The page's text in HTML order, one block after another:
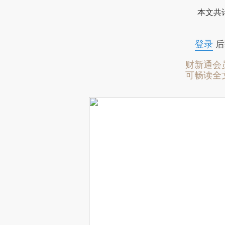
本文共
登录后
财新通会
可畅读全